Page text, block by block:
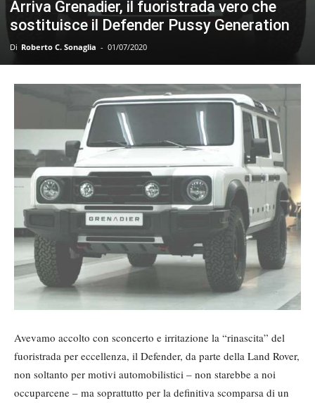
Arriva Grenadier, il fuoristrada vero che
sostituisce il Defender Pussy Generation
Di Roberto C. Sonaglia - 01/07/2020
Avevamo accolto con sconcerto e irritazione la “rinascita” del
fuoristrada per eccellenza, il Defender, da parte della Land Rover,
non soltanto per motivi automobilistici – non starebbe a noi
occuparcene – ma soprattutto per la definitiva scomparsa di un